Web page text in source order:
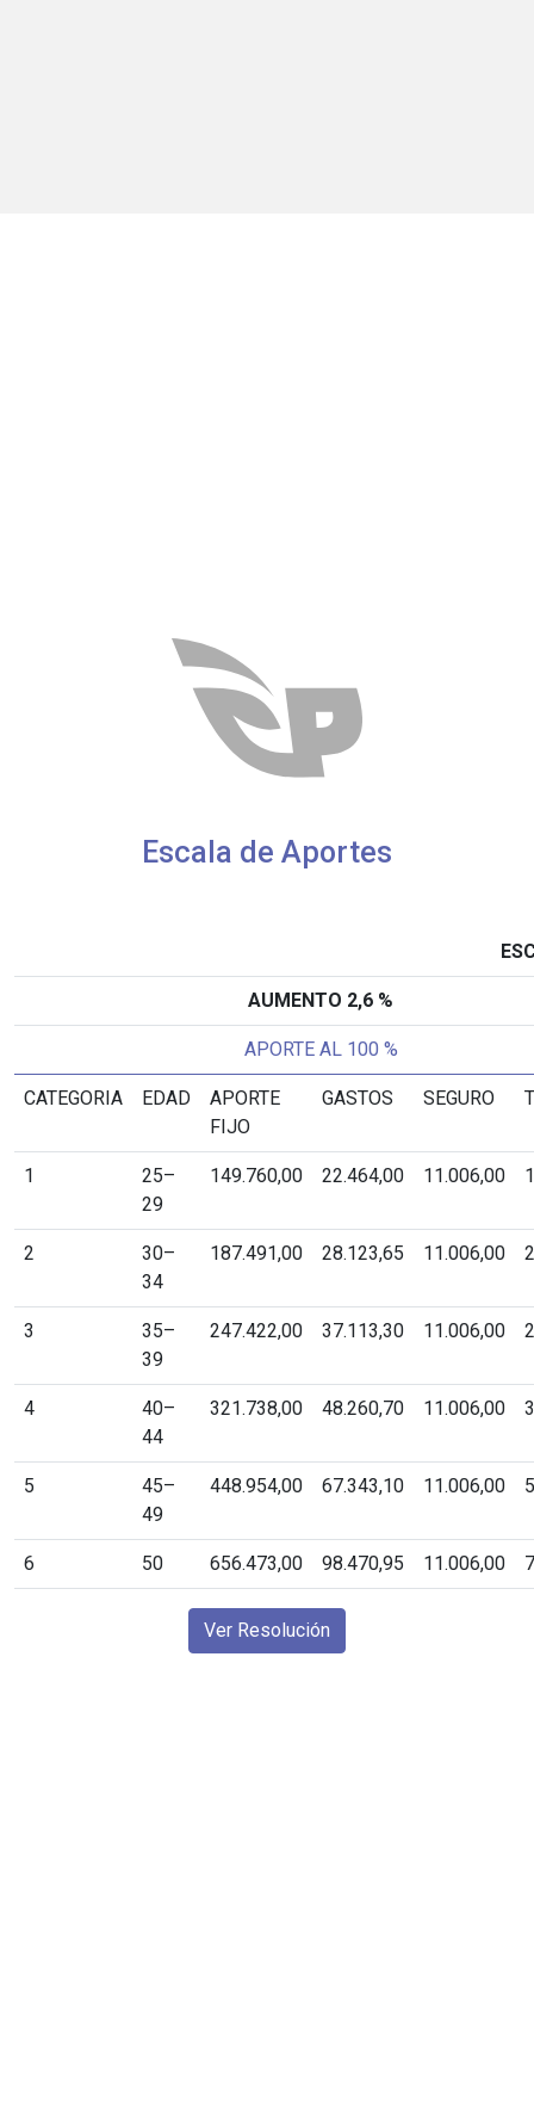
Escala de Aportes
AUMENTO 2,6 %
APORTE AL 100 %
CATEGORIA EDAD
APORTE
FIJO
GASTOS SEGURO
1
25–
29
149.760,00 22.464,00 11.006,00
2
30–
34
187.491,00 28.123,65 11.006,00
3
35–
39
247.422,00 37.113,30 11.006,00
4
40–
44
321.738,00 48.260,70 11.006,00
5
45–
49
448.954,00 67.343,10 11.006,00
6 50 656.473,00 98.470,95 11.006,00
Ver Resolución